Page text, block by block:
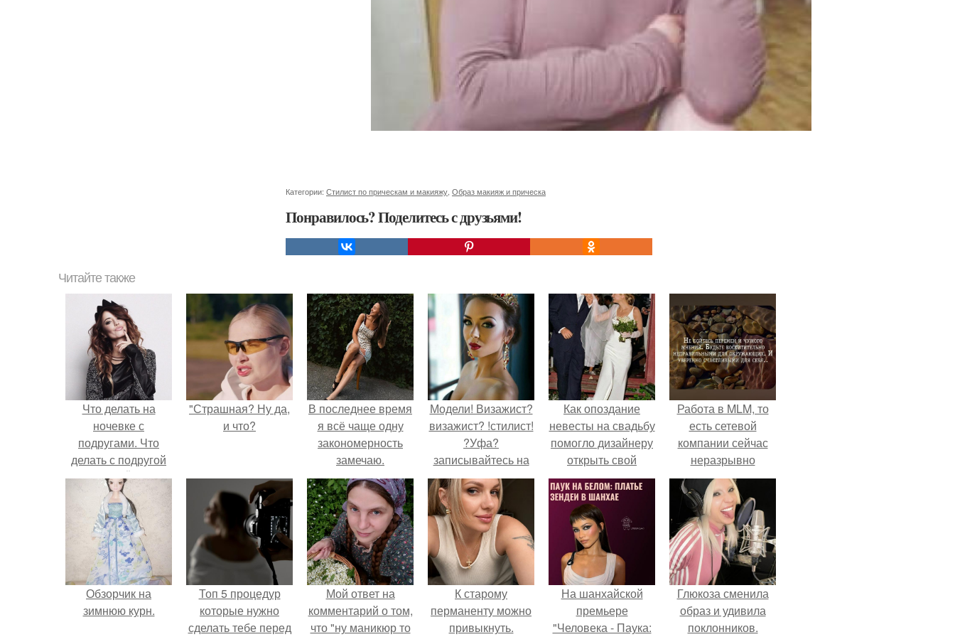
Категории: Стилист по прическам и макияжу Образ макияж и прическа
Понравилось? Поделитесь с друзьями!
Читайте также
Что делать на
ночевке с
подругами. Что
делать с подругой
на НОЧЁВКЕ
"Страшная? Ну да,
и что?
В последнее время
я всё чаще одну
закономерность
замечаю.
Модели! Визажист?
визажист? !стилист!
?Уфа?
записывайтесь на
профессиональный
макияж! ?прически?
!локоны! работаю с
выездом на дом.
1000 руб.
Как опоздание
невесты на свадьбу
помогло дизайнеру
открыть свой
бренд.
Работа в MLM, то
есть сетевой
компании сейчас
неразрывно
связана с создание
своего контента,
своей страницы в
соц сетях.
Обзорчик на
зимнюю курн.
Топ 5 процедур
которые нужно
сделать тебе перед
Мой ответ на
комментарий о том,
что "ну маникюр то
К старому
перманенту можно
привыкнуть.
На шанхайской
премьере
"Человека - Паука:
Глюкоза сменила
образ и удивила
поклонников.